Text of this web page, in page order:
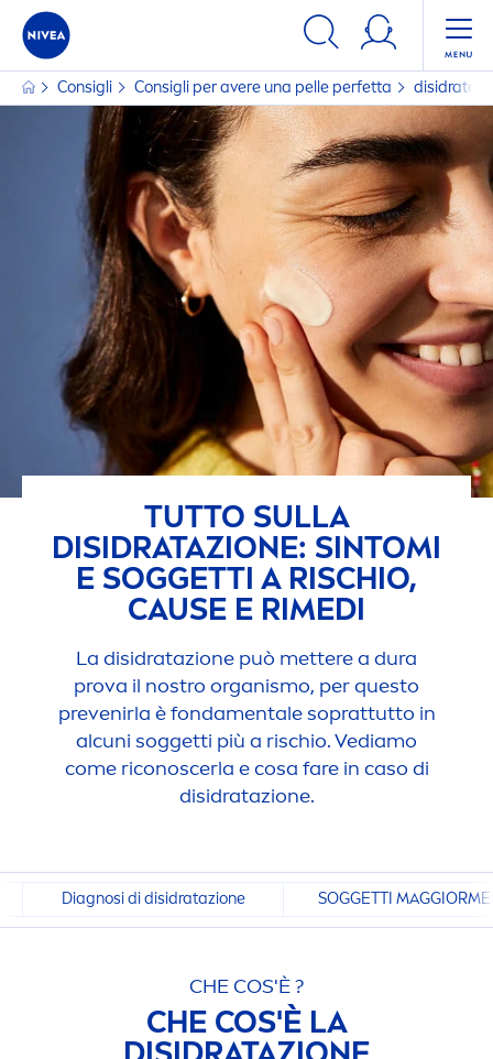
Consigli Consigli per avere una pelle perfetta
TUTTO SULLA
DISIDRATAZIONE: SINTOMI
E SOGGETTI A RISCHIO,
CAUSE E RIMEDI
La disidratazione può mettere a dura
prova il nostro organismo, per questo
prevenirla è fondamentale soprattutto in
alcuni soggetti più a rischio. Vediamo
come riconoscerla e cosa fare in caso di
disidratazione.
Diagnosi di disidratazione SOGGETTI
CHE COS'È ?
CHE COS'È LA